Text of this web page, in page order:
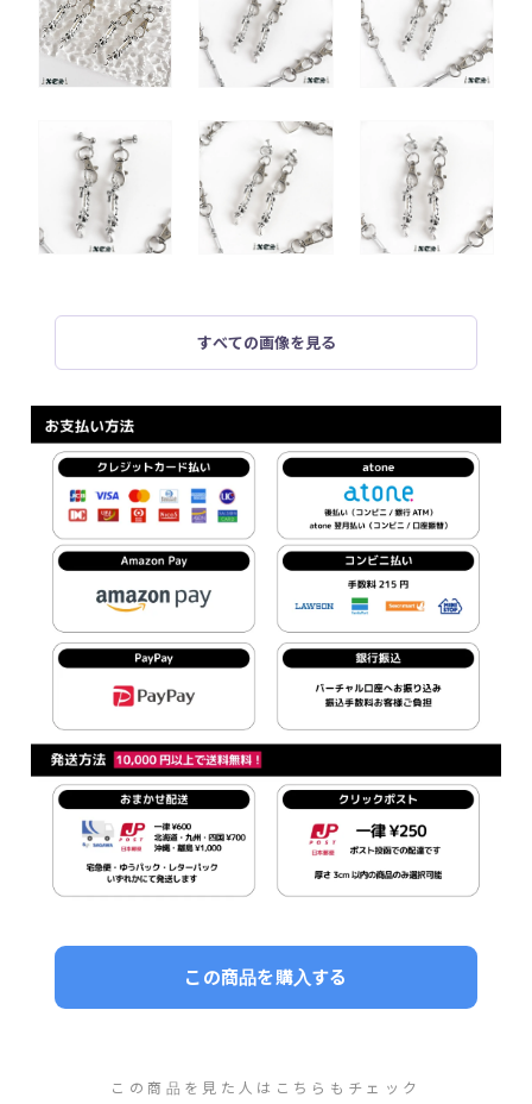
すべての画像を見る
この商品を購入する
この商品を見た人はこちらもチェック